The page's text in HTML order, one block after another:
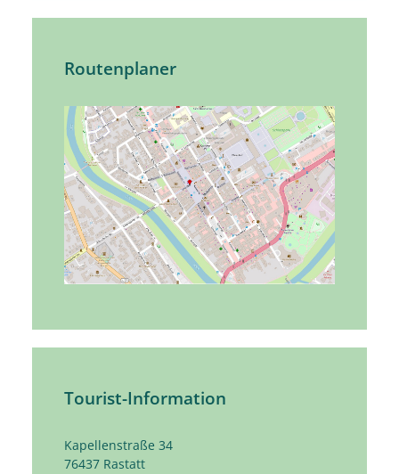
Routenplaner
Tourist-Information
Kapellenstraße 34
76437 Rastatt